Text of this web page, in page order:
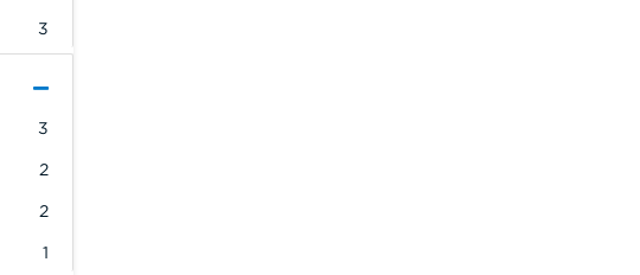
3
3
2
2
1